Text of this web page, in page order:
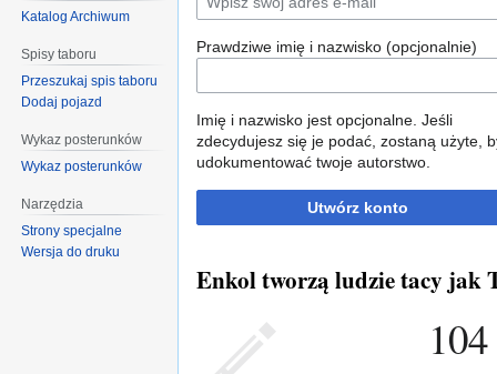
Prawdziwe imię i nazwisko (opcjonalnie)
Imię i nazwisko jest opcjonalne. Jeśli
zdecydujesz się je podać, zostaną użyte,
udokumentować twoje autorstwo.
Utwórz konto
Enkol tworzą ludzie tacy jak
Katalog Archiwum
Spisy taboru
Przeszukaj spis taboru
Dodaj pojazd
Wykaz posterunków
Wykaz posterunków
Narzędzia
Strony specjalne
Wersja do druku